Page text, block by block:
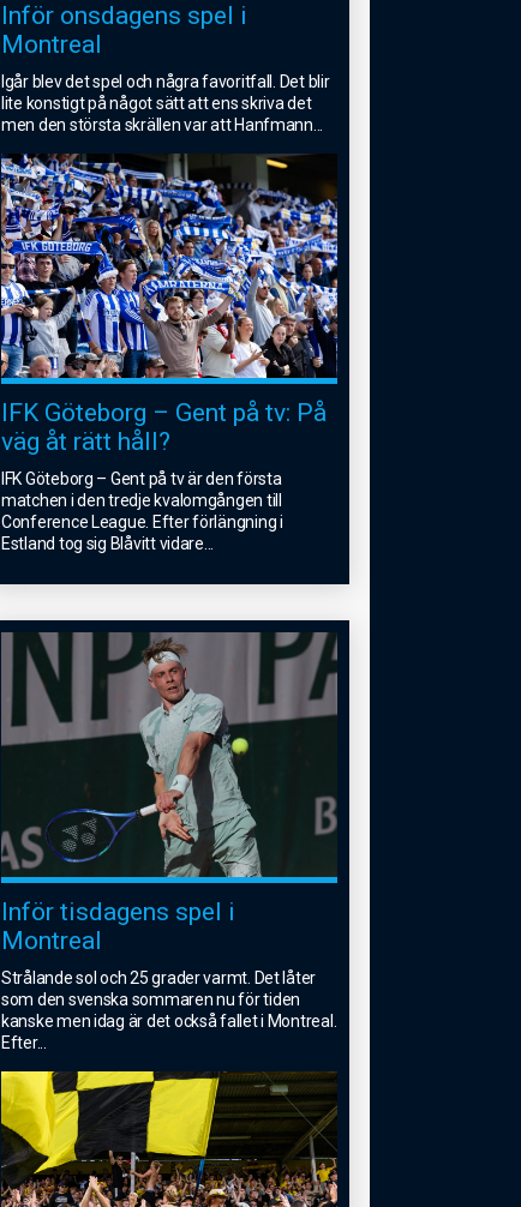
Inför onsdagens spel i
Montreal
Igår blev det spel och några favoritfall. Det blir
lite konstigt på något sätt att ens skriva det
men den största skrällen var att Hanfmann
IFK Göteborg – Gent på tv: På
väg åt rätt håll?
IFK Göteborg – Gent på tv är den första
matchen i den tredje kvalomgången till
Conference League. Efter förlängning i
Estland tog sig Blåvitt vidare
Inför tisdagens spel i
Montreal
Strålande sol och 25 grader varmt. Det låter
som den svenska sommaren nu för tiden
kanske men idag är det också fallet i Montreal.
Efter...